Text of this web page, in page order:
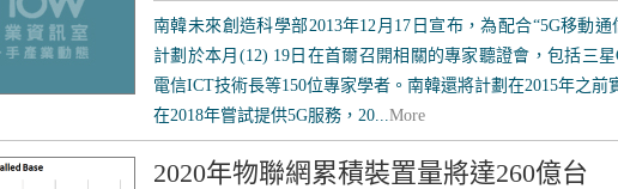
南韓未來創造科學部2013年12月17日宣布，為配合“5G移動通
計劃於本月(12) 19日在首爾召開相關的專家聽證會，包括三
電信ICT技術長等150位專家學者。南韓還將計劃在2015年之前
在2018年嘗試提供5G服務，20...More
2020年物聯網累積裝置量將達260億台